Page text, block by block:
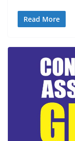
Read More